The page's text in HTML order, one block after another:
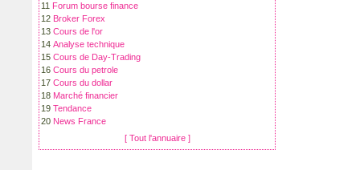
11 Forum bourse finance
12 Broker Forex
13 Cours de l'or
14 Analyse technique
15 Cours de Day-Trading
16 Cours du petrole
17 Cours du dollar
18 Marché financier
19 Tendance
20 News France
[ Tout l'annuaire ]